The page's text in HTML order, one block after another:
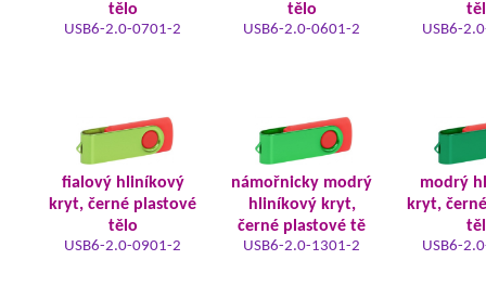
tělo
USB6-2.0-0701-2
tělo
USB6-2.0-0601-2 USB6-
fialový hliníkový
kryt, černé plastové
tělo
USB6-2.0-0901-2
námořnicky modrý
hliníkový kryt,
černé plastové tě
USB6-2.0-1301-2
modrý
kryt,
USB6-